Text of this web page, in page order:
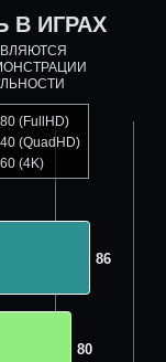
В ИГРАХ
86
86
80
80
(FullHD)
(QuadHD)
(4K)